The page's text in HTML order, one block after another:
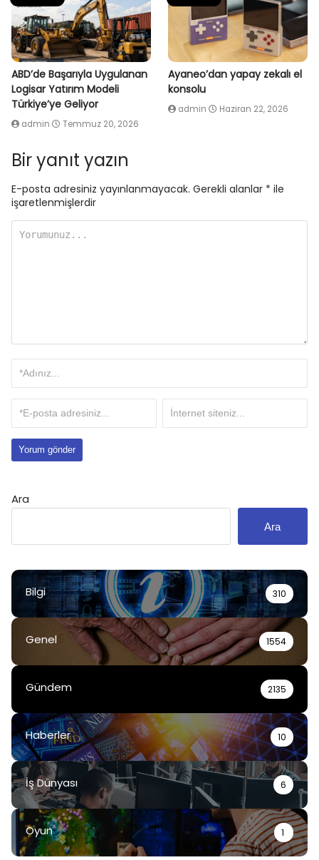
ABD’de Başarıyla Uygulanan
Logisar Yatırım Modeli
Türkiye’ye Geliyor
admin Temmuz 20, 2026
Ayaneo’dan yapay zekalı el
konsolu
admin Haziran 22, 2026
Bir yanıt yazın
E-posta adresiniz yayınlanmayacak. Gerekli alanlar * ile
işaretlenmişlerdir
Ara
Ara
Bilgi 310
Genel 1554
Gündem 2135
Haberler 10
İş Dünyası 6
Oyun 1